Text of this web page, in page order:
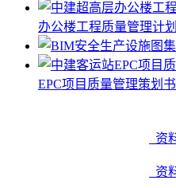
办公楼工程质量管理计
EPC项目质量管理策划
资
资